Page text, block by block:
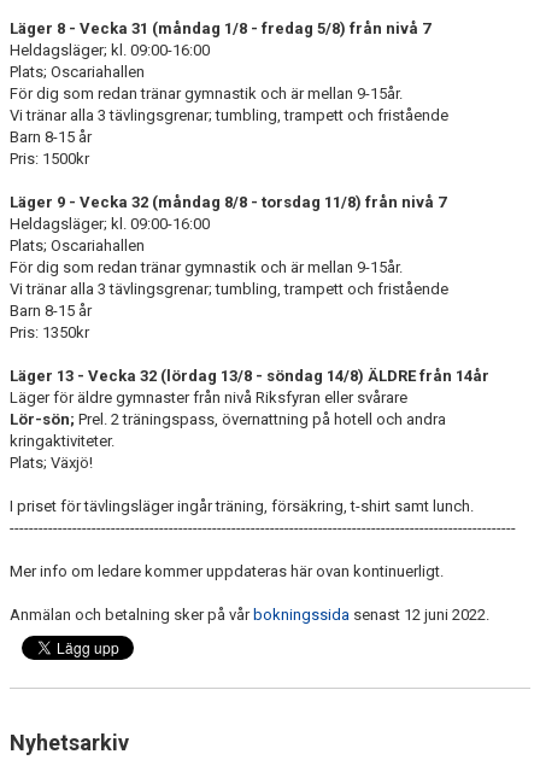
Läger 8 - Vecka 31 (måndag 1/8 - fredag 5/8) från nivå 7
Heldagsläger; kl. 09:00-16:00
Plats; Oscariahallen
För dig som redan tränar gymnastik och är mellan 9-15år.
Vi tränar alla 3 tävlingsgrenar; tumbling, trampett och fristående
Barn 8-15 år
Pris: 1500kr
Läger 9 - Vecka 32 (måndag 8/8 - torsdag 11/8) från nivå 7
Heldagsläger; kl. 09:00-16:00
Plats; Oscariahallen
För dig som redan tränar gymnastik och är mellan 9-15år.
Vi tränar alla 3 tävlingsgrenar; tumbling, trampett och fristående
Barn 8-15 år
Pris: 1350kr
Läger 13 - Vecka 32 (lördag 13/8 - söndag 14/8) ÄLDRE från 14år
Läger för äldre gymnaster från nivå Riksfyran eller svårare
Lör-sön; Prel. 2 träningspass, övernattning på hotell och andra
kringaktiviteter.
Plats; Växjö!
I priset för tävlingsläger ingår träning, försäkring, t-shirt samt lunch.
---------------------------------------------------------------------------------------------------------
Mer info om ledare kommer uppdateras här ovan kontinuerligt.
Anmälan och betalning sker på vår bokningssida senast 12 juni 2022.
Nyhetsarkiv